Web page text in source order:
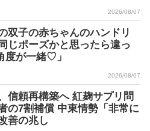
2026/08/07
双子の赤ちゃんのハンドリ
じポーズかと思ったら違っ
度が一緒♡」
2026/08/07
信頼再構築へ 紅麹サプリ問
の7割補償 中東情勢「非常に
善の兆し